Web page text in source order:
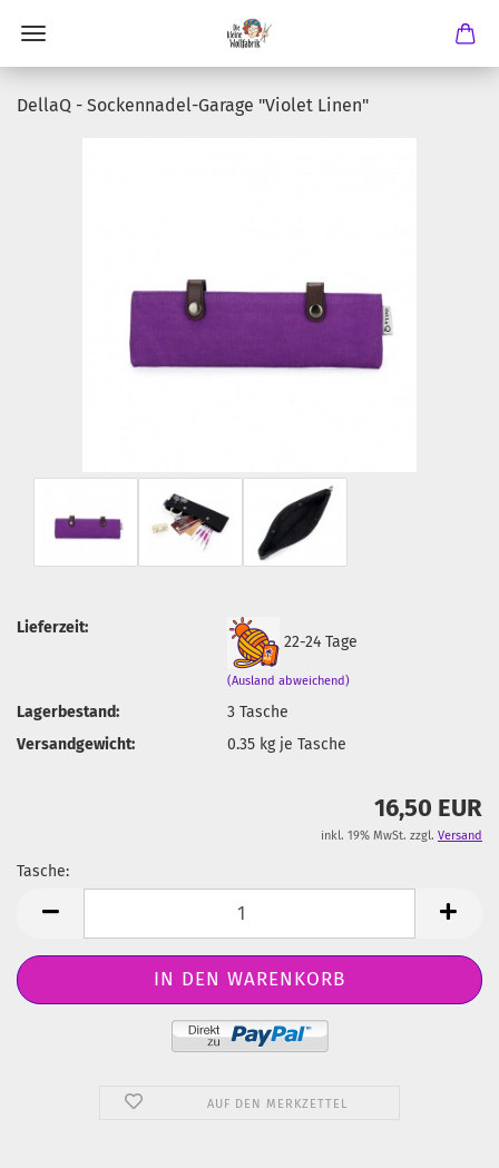
DellaQ - Sockennadel-Garage "Violet Linen"
Lieferzeit:
22-24 Tage
(Ausland abweichend)
Lagerbestand: 3Tasche
Versandgewicht:
0.35 kg je Tasche
16,50 EUR
inkl. 19% MwSt. zzgl. Versand
Tasche:
AUF DEN MERKZETTEL